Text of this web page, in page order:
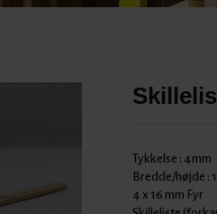
Tykkelse : 4mm
Bredde/højde :
4 x 16 mm Fyr